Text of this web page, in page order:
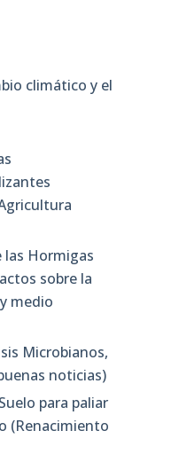
climático y el
las Hormigas
sobre la
medio
Microbianos,
noticias)
para paliar
(Renacimiento